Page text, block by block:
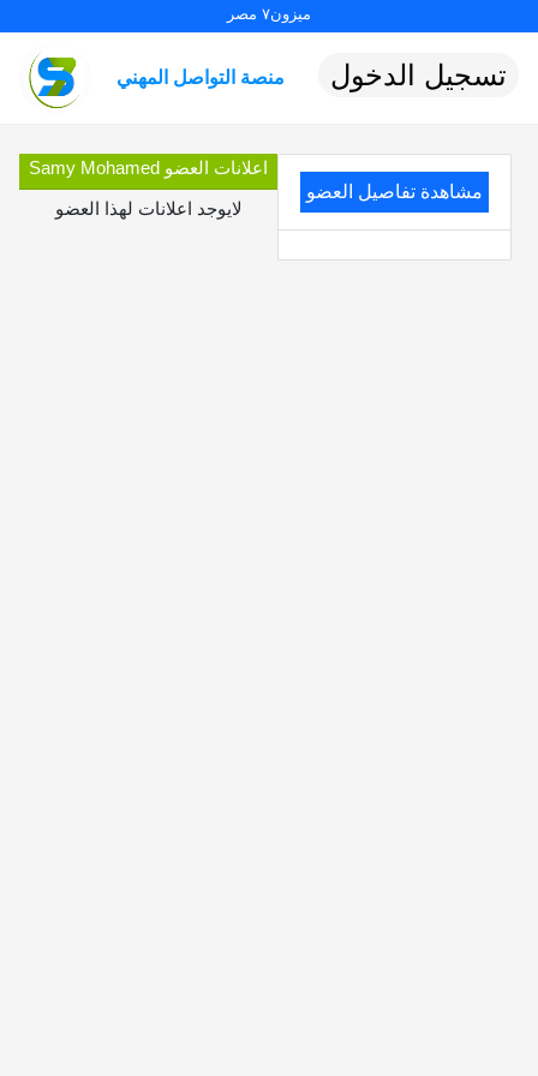
ميزون٧ مصر
منصة التواصل المهني تسجيل الدخول
مشاهدة تفاصيل العضو
اعلانات العضو Samy Mohamed
لايوجد اعلانات لهذا العضو